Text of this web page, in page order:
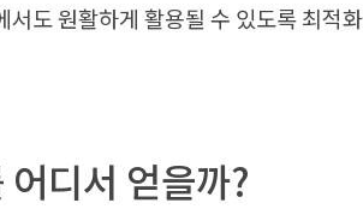
서도 원활하게 활용될 수 있도록 최적화
디서 얻을까?